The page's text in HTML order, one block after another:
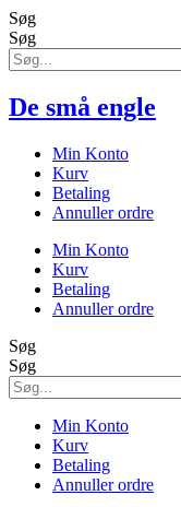
Søg
Søg
De små engle
Min Konto
Kurv
Betaling
Annuller ordre
Min Konto
Kurv
Betaling
Annuller ordre
Søg
Søg
Min Konto
Kurv
Betaling
Annuller ordre